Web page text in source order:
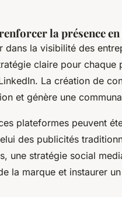
la présence
dans la visibilité des
claire pour chaque
La création de
et génère une
plateformes peuvent
des publicités
une stratégie social
la marque et instaurer